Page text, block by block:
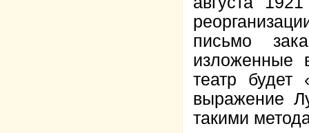
письмо
изложенные
театр будет
выражение
такими